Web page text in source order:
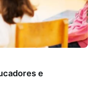
e